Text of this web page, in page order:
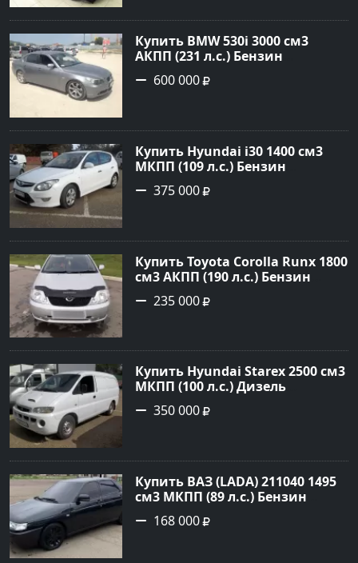
сайте Авторынок23
Купить BMW 530i 3000 см3
АКПП (231 л.с.) Бензин
инжектор в Новороссийск:
цвет серый Седан 2004 года по
Авторынок23
600 000
Купить Hyundai i30 1400 см3
МКПП (109 л.с.) Бензин
инжектор в Кропоткин: цвет
белый Хетчбэк 2011 года по
Авторынок23
375 000
Купить Toyota Corolla Runx 1800
см3 АКПП (190 л.с.) Бензин
инжектор в Тихорецк: цвет
Серый Хетчбэк 2002 года по
Авторынок23
235 000
Купить Hyundai Starex 2500 см3
МКПП (100 л.с.) Дизель
турбонаддув в Краснодар:
цвет белый Фургон 2014 года
Авторынок23
350 000
Купить ВАЗ (LADA) 211040 1495
см3 МКПП (89 л.с.) Бензин
инжектор в Краснодвр: цвет
Черный Седан 2007 года по
168 000